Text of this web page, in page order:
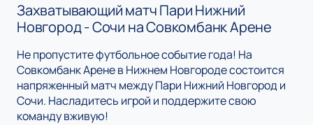
Захватывающий матч Пари Нижний
Новгород - Сочи на Совкомбанк Арене
Не пропустите футбольное событие года! На
Совкомбанк Арене в Нижнем Новгороде состоится
напряженный матч между Пари Нижний Новгород и
Сочи. Насладитесь игрой и поддержите свою
команду вживую!